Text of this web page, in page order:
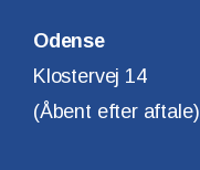
Odense
Klostervej 14
(Åbent efter aftale)